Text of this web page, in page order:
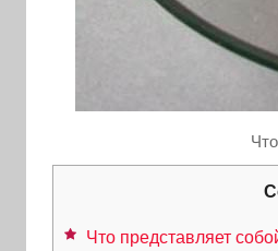
Что представляет